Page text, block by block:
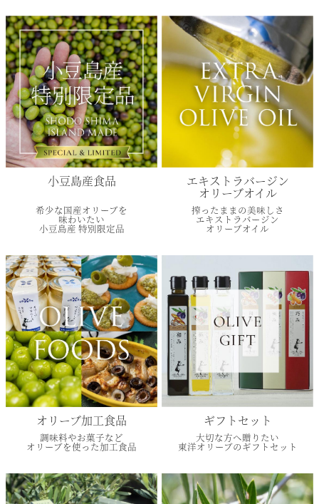
小豆島産食品 エキストラバージン
オリーブオイル
希少な国産オリーブを
味わいたい
小豆島産 特別限定品
搾ったままの美味しさ
エキストラバージン
オリーブオイル
オリーブ加工食品 ギフトセット
調味料やお菓子など
オリーブを使った加工食品
大切な方へ贈りたい
東洋オリーブのギフトセット